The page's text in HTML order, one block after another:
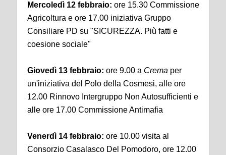
Mercoledì 12 febbraio: ore 15.30 Commissione
Agricoltura e ore 17.00 iniziativa Gruppo
Consiliare PD su "SICUREZZA. Più fatti e
coesione sociale"
Giovedì 13 febbraio: ore 9.00 a Crema per
un'iniziativa del Polo della Cosmesi, alle ore
12.00 Rinnovo Intergruppo Non Autosufficienti e
alle ore 17.00 Commissione Antimafia
Venerdì 14 febbraio: ore 10.00 visita al
Consorzio Casalasco Del Pomodoro, ore 12.00